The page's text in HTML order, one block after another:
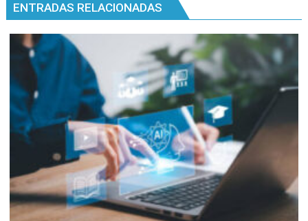
ENTRADAS RELACIONADAS